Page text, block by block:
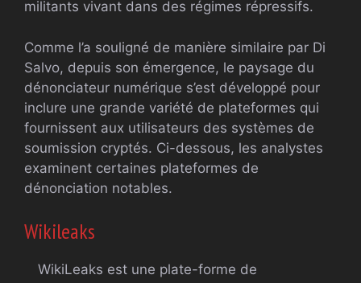
militants vivant dans des régimes répressifs.
Comme l’a souligné de manière similaire par Di
Salvo, depuis son émergence, le paysage du
dénonciateur numérique s’est développé pour
inclure une grande variété de plateformes qui
fournissent aux utilisateurs des systèmes de
soumission cryptés. Ci-dessous, les analystes
examinent certaines plateformes de
dénonciation notables.
Wikileaks
WikiLeaks est une plate-forme de